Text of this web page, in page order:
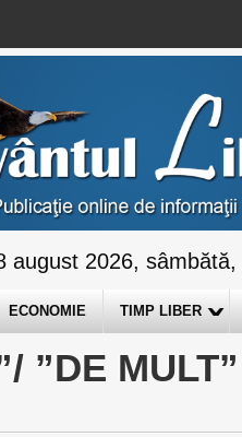
august 2026, sâmbătă,
ECONOMIE TIMP LIBER
”DE